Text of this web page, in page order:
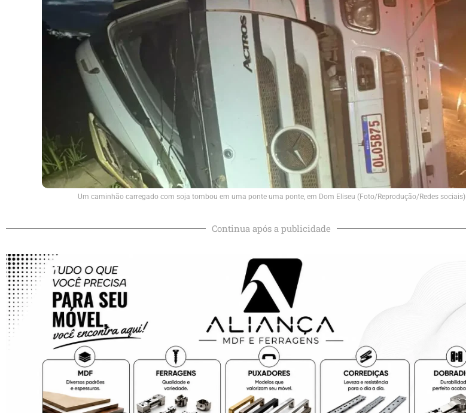
Um caminhão carregado com soja tombou em uma ponte uma ponte, em Dom Eliseu (Foto/Reprodução/Redes sociais)
Continua após a publicidade